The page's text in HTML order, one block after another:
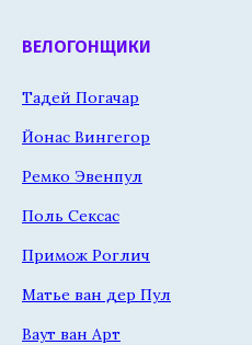
ВЕЛОГОНЩИКИ
Тадей Погачар
Йонас Вингегор
Ремко Эвенпул
Поль Сексас
Примож Роглич
Матье ван дер Пул
Ваут ван Арт